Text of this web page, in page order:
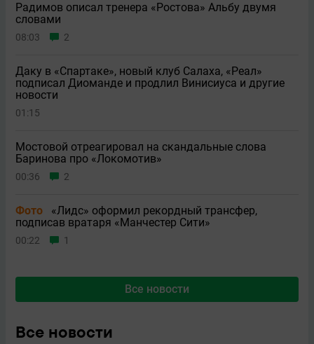
Радимов описал тренера «Ростова» Альбу двумя
словами
08:03 2
Даку в «Спартаке», новый клуб Салаха, «Реал»
подписал Диоманде и продлил Винисиуса и другие
новости
01:15
Мостовой отреагировал на скандальные слова
Баринова про «Локомотив»
00:36 2
Фото
«Лидс» оформил рекордный трансфер,
подписав вратаря «Манчестер Сити»
00:22 1
Все новости
Все новости